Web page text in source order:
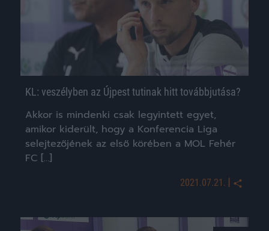
KL: veszélyben az Újpest tutinak hitt továbbjutása?
Akkor is mindenki csak legyintett egyet,
amikor kiderült, hogy a Konferencia Liga
selejtezőjének az első körében a MOL Fehér
FC […]
2021.07.21. |